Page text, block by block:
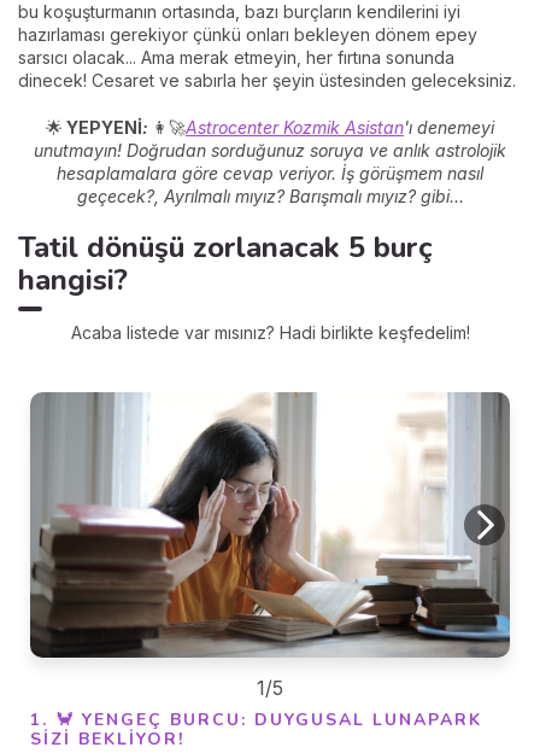
bu koşuşturmanın ortasında, bazı burçların kendilerini iyi
hazırlaması gerekiyor çünkü onları bekleyen dönem epey
sarsıcı olacak... Ama merak etmeyin, her fırtına sonunda
dinecek! Cesaret ve sabırla her şeyin üstesinden geleceksiniz.
🌟 YEPYENİ: 👩‍🚀Astrocenter Kozmik Asistan'ı denemeyi
unutmayın! Doğrudan sorduğunuz soruya ve anlık astrolojik
hesaplamalara göre cevap veriyor. İş görüşmem nasıl
geçecek?, Ayrılmalı mıyız? Barışmalı mıyız? gibi...
Tatil dönüşü zorlanacak 5 burç
hangisi?
Acaba listede var mısınız? Hadi birlikte keşfedelim!
1. 🦀 YENGEÇ BURCU: DUYGUSAL LUNAPARK
SIZI BEKLIYOR!
1/5